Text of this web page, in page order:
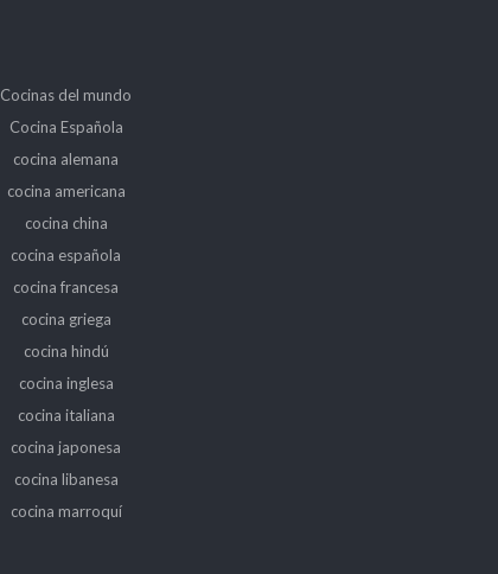
Cocinas del mundo
Cocina Española
cocina alemana
cocina americana
cocina china
cocina española
cocina francesa
cocina griega
cocina hindú
cocina inglesa
cocina italiana
cocina japonesa
cocina libanesa
cocina marroquí